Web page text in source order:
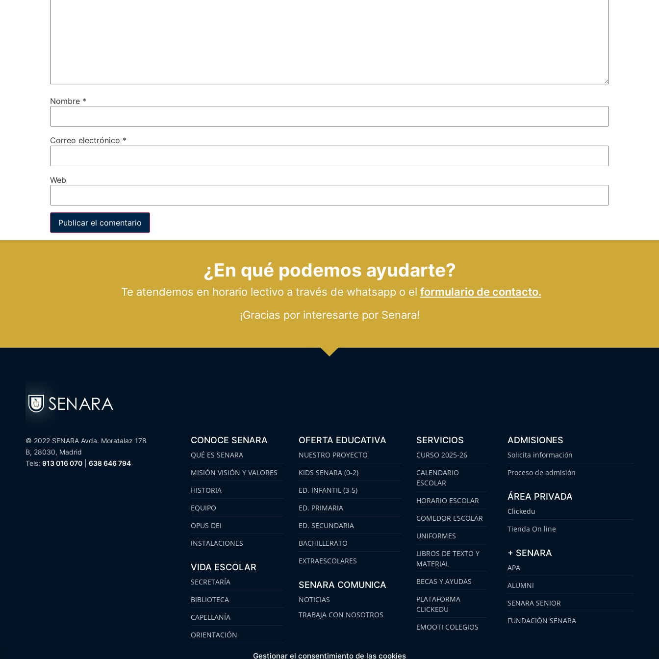
Gestionar el consentimiento de las cookies
Nombre *
Correo electrónico *
Web
¿En qué podemos ayudarte?
Te atendemos en horario lectivo a través de whatsapp o el formulario de contacto.
¡Gracias por interesarte por Senara!
© 2022 SENARA Avda. Moratalaz 178
B, 28030, Madrid
Tels: 913 016 070 638 646 794
CONOCE SENARA
QUÉ ES SENARA
MISIÓN VISIÓN Y VALORES
HISTORIA
EQUIPO
OPUS DEI
INSTALACIONES
VIDA ESCOLAR
SECRETARÍA
BIBLIOTECA
CAPELLANÍA
ORIENTACIÓN
OFERTA EDUCATIVA
NUESTRO PROYECTO
KIDS SENARA (0-2)
ED. INFANTIL (3-5)
ED. PRIMARIA
ED. SECUNDARIA
BACHILLERATO
EXTRAESCOLARES
SENARA COMUNICA
NOTICIAS
TRABAJA CON NOSOTROS
SERVICIOS
CURSO 2025-26
CALENDARIO
ESCOLAR
HORARIO ESCOLAR
COMEDOR ESCOLAR
UNIFORMES
LIBROS DE TEXTO Y
MATERIAL
BECAS Y AYUDAS
PLATAFORMA
CLICKEDU
EMOOTI COLEGIOS
ADMISIONES
Solicita información
Proceso de admisión
ÁREA PRIVADA
Clickedu
Tienda On line
+ SENARA
APA
ALUMNI
SENARA SENIOR
FUNDACIÓN SENARA